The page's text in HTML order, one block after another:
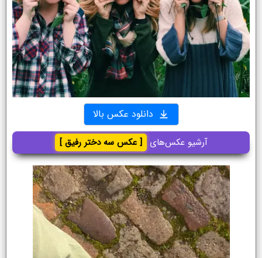
دانلود عکس بالا
آرشیو عکس‌های [ عکس سه دختر رفیق ]